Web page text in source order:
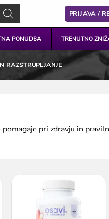
PRIJAVA /
PONUDBA TRENUTNO
RAZSTRUPLJANJE
pri zdravju in